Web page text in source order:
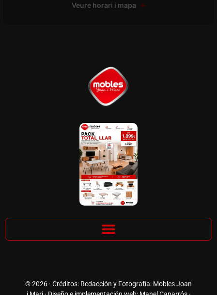
Veure horari i mapa
© 2026 · Créditos: Redacción y Fotografía: Mobles Joan